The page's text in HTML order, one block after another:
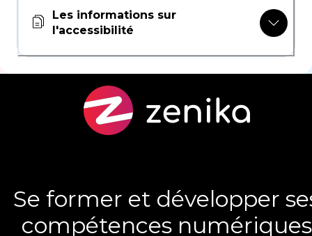
Les informations sur
l'accessibilité
Se former et développer
compétences numériques